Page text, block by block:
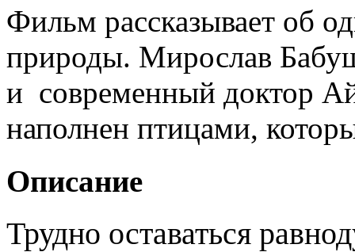
Фильм рассказывает об
природы. Мирослав
и современный доктор
наполнен птицами,
Описание
Трудно оставаться